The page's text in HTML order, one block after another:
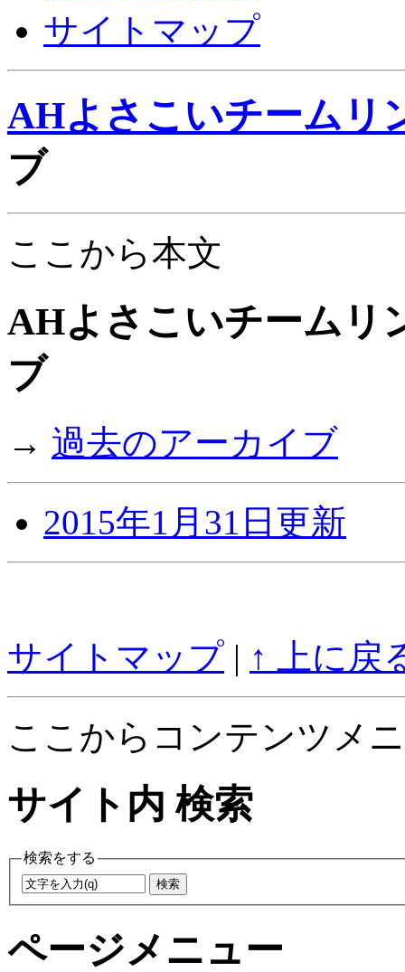
サイトマップ
AHよさこいチームリ
ブ
ここから本文
AHよさこいチームリ
ブ
→ 過去のアーカイブ
2015年1月31日更新
サイトマップ | ↑ 上に戻
ここからコンテンツメ
サイト内 検索
検索をする
ページメニュー